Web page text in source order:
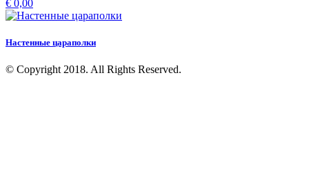
€ 0,00
Настенные цараполки
© Copyright 2018. All Rights Reserved.